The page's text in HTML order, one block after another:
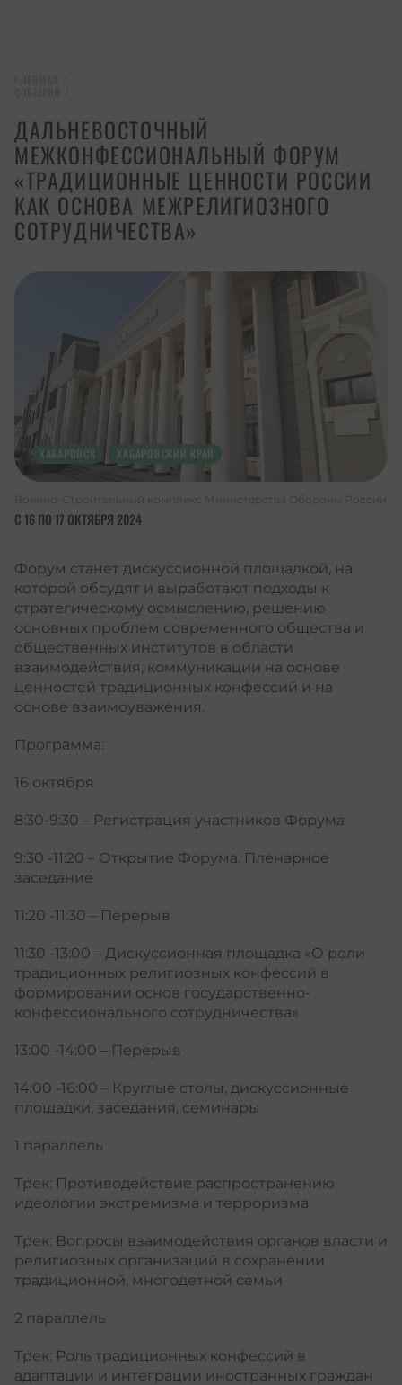
ДАЛЬНЕВОСТОЧНЫЙ
МЕЖКОНФЕССИОНАЛЬНЫЙ ФОРУМ
«ТРАДИЦИОННЫЕ ЦЕННОСТИ РОССИИ
КАК ОСНОВА МЕЖРЕЛИГИОЗНОГО
СОТРУДНИЧЕСТВА»
ХАБАРОВСК ХАБАРОВСКИЙ КРАЙ
С 16 ПО 17 ОКТЯБРЯ 2024
Военно-Строительный комплекс Министерства Обороны России
Форум станет дискуссионной площадкой, на
которой обсудят и выработают подходы к
стратегическому осмыслению, решению
основных проблем современного общества и
общественных институтов в области
взаимодействия, коммуникации на основе
ценностей традиционных конфессий и на
основе взаимоуважения.
Программа:
16 октября
8:30-9:30 – Регистрация участников Форума
9:30 -11:20 – Открытие Форума. Пленарное
заседание
11:20 -11:30 – Перерыв
11:30 -13:00 – Дискуссионная площадка «О роли
традиционных религиозных конфессий в
формировании основ государственно-
конфессионального сотрудничества»
13:00 -14:00 – Перерыв
14:00 -16:00 – Круглые столы, дискуссионные
площадки, заседания, семинары
1 параллель
Трек: Противодействие распространению
идеологии экстремизма и терроризма
Трек: Вопросы взаимодействия органов власти и
религиозных организаций в сохранении
традиционной, многодетной семьи
2 параллель
Трек: Роль традиционных конфессий в
адаптации и интеграции иностранных граждан